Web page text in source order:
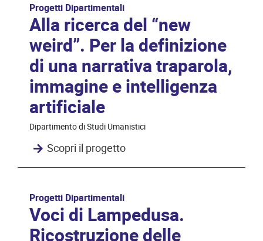
Progetti Dipartimentali
Alla ricerca del “new
weird”. Per la definizione
di una narrativa traparola,
immagine e intelligenza
artificiale
Dipartimento di Studi Umanistici
Scopri il progetto
Progetti Dipartimentali
Voci di Lampedusa.
Ricostruzione delle